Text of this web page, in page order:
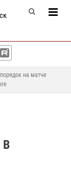
на матче
В